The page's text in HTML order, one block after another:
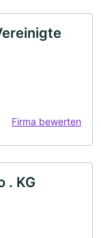
Firma bewerten
. KG